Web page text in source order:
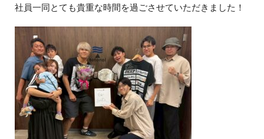
社員一同とても貴重な時間を過ごさせていただきました！